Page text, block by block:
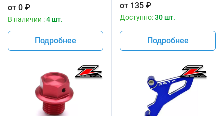
от 0 ₽
В наличии :4 шт.
Подробнее
от 135 ₽
Доступно:30 шт.
Подробнее